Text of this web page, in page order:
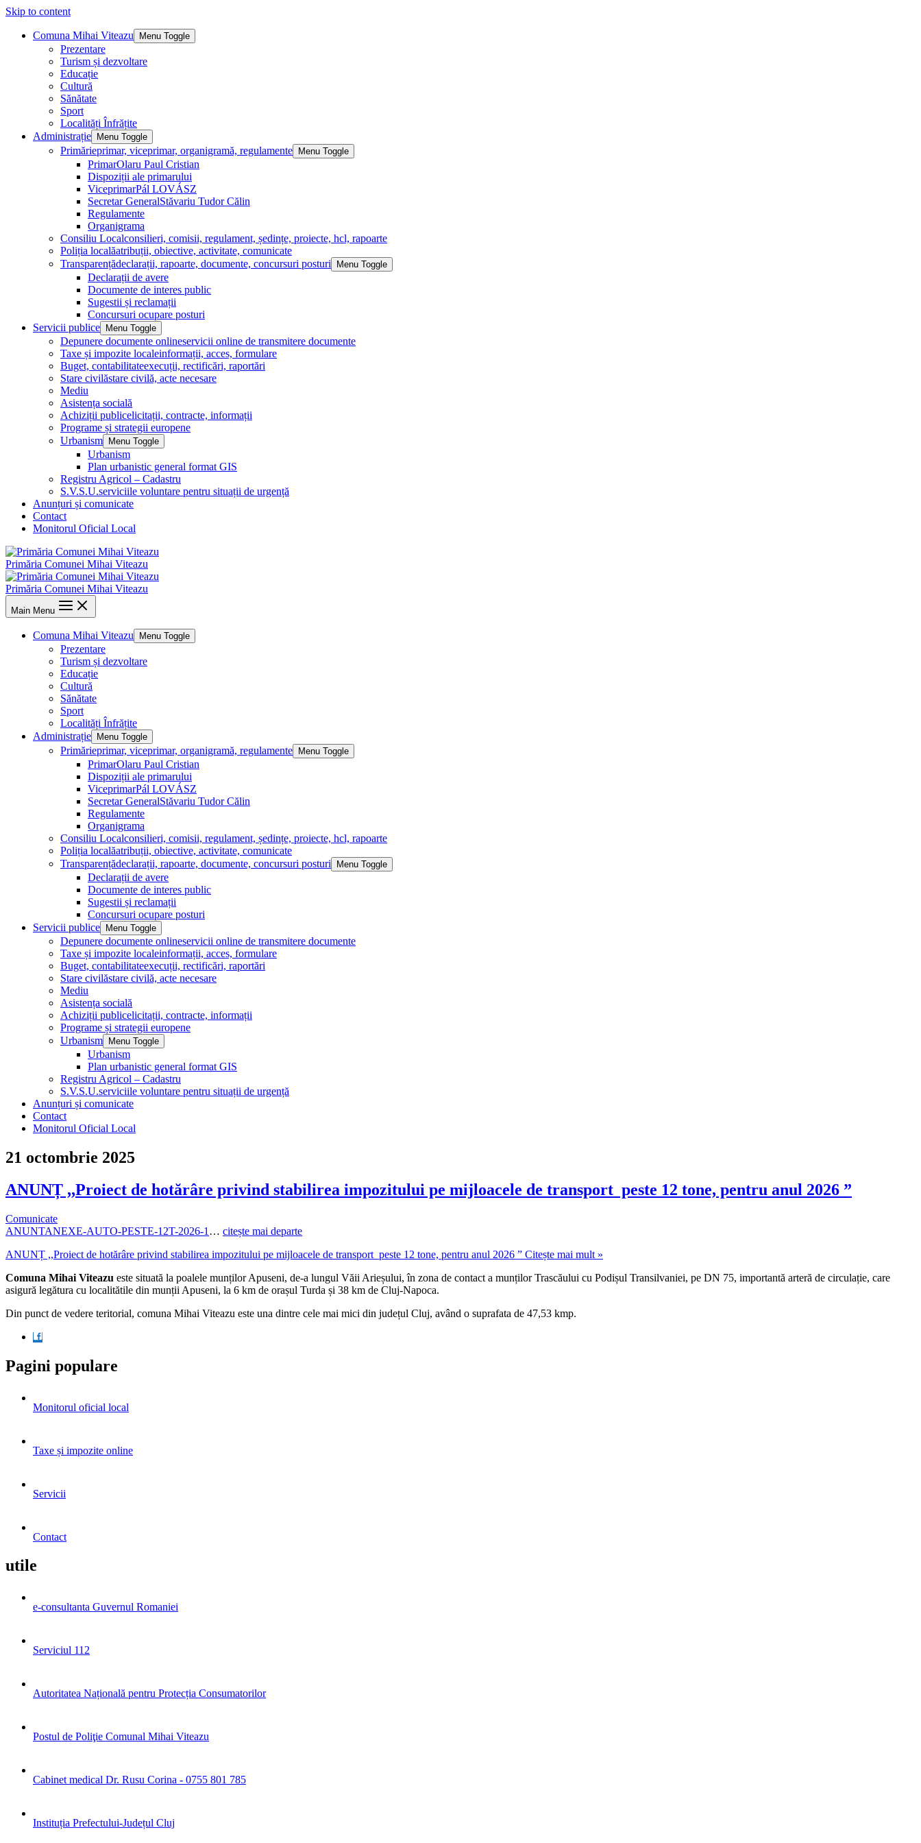
Skip to content
Comuna Mihai Viteazu Menu Toggle
Prezentare
Turism și dezvoltare
Educație
Cultură
Sănătate
Sport
Localități Înfrățite
Administrație
Menu Toggle
Primărieprimar, viceprimar, organigramă, regulamente Menu Toggle
PrimarOlaru Paul Cristian
Dispoziții ale primarului
ViceprimarPál LOVÁSZ
Secretar GeneralStăvariu Tudor Călin
Regulamente
Organigrama
Consiliu Localconsilieri, comisii, regulament, ședințe, proiecte, hcl, rapoarte
Poliția localăatribuții, obiective, activitate, comunicate
Transparențădeclarații, rapoarte, documente, concursuri posturi Menu Toggle
Declarații de avere
Documente de interes public
Sugestii și reclamații
Concursuri ocupare posturi
Servicii publice
Menu Toggle
Depunere documente onlineservicii online de transmitere documente
Taxe și impozite localeinformații, acces, formulare
Buget, contabilitateexecuții, rectificări, raportări
Stare civilăstare civilă, acte necesare
Mediu
Asistența socială
Achiziții publicelicitații, contracte, informații
Programe și strategii europene
Urbanism
Menu Toggle
Urbanism
Plan urbanistic general format GIS
Registru Agricol – Cadastru
S.V.S.U.serviciile voluntare pentru situații de urgență
Anunțuri și comunicate
Contact
Monitorul Oficial Local
Primăria Comunei Mihai Viteazu
Primăria Comunei Mihai Viteazu
Main Menu
Comuna Mihai Viteazu Menu Toggle
Prezentare
Turism și dezvoltare
Educație
Cultură
Sănătate
Sport
Localități Înfrățite
Administrație
Menu Toggle
Primărieprimar, viceprimar, organigramă, regulamente Menu Toggle
PrimarOlaru Paul Cristian
Dispoziții ale primarului
ViceprimarPál LOVÁSZ
Secretar GeneralStăvariu Tudor Călin
Regulamente
Organigrama
Consiliu Localconsilieri, comisii, regulament, ședințe, proiecte, hcl, rapoarte
Poliția localăatribuții, obiective, activitate, comunicate
Transparențădeclarații, rapoarte, documente, concursuri posturi Menu Toggle
Declarații de avere
Documente de interes public
Sugestii și reclamații
Concursuri ocupare posturi
Servicii publice
Menu Toggle
Depunere documente onlineservicii online de transmitere documente
Taxe și impozite localeinformații, acces, formulare
Buget, contabilitateexecuții, rectificări, raportări
Stare civilăstare civilă, acte necesare
Mediu
Asistența socială
Achiziții publicelicitații, contracte, informații
Programe și strategii europene
Urbanism
Menu Toggle
Urbanism
Plan urbanistic general format GIS
Registru Agricol – Cadastru
S.V.S.U.serviciile voluntare pentru situații de urgență
Anunțuri și comunicate
Contact
Monitorul Oficial Local
21 octombrie 2025
ANUNȚ ,,Proiect de hotărâre privind stabilirea impozitului pe mijloacele de transport peste 12 tone, pentru anul 2026 ”
Comunicate
ANUNTANEXE-AUTO-PESTE-12T-2026-1 … citește mai departe
ANUNȚ ,,Proiect de hotărâre privind stabilirea impozitului pe mijloacele de transport peste 12 tone, pentru anul 2026 ” Citește mai mult »
Comuna Mihai Viteazu este situată la poalele munților Apuseni, de-a lungul Văii Arieșului, în zona de contact a munților Trascăului cu Podișul Transilvaniei, pe DN 75, importantă arteră de circulație, care
asigură legătura cu localitătile din munții Apuseni, la 6 km de orașul Turda și 38 km de Cluj-Napoca.
Din punct de vedere teritorial, comuna Mihai Viteazu este una dintre cele mai mici din județul Cluj, având o suprafata de 47,53 kmp.
Pagini populare
Monitorul oficial local
Taxe și impozite online
Servicii
Contact
utile
e-consultanta Guvernul Romaniei
Serviciul 112
Autoritatea Națională pentru Protecția Consumatorilor
Postul de Poliţie Comunal Mihai Viteazu
Cabinet medical Dr. Rusu Corina - 0755 801 785
Instituția Prefectului-Județul Cluj